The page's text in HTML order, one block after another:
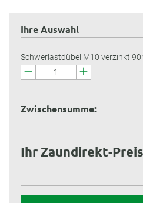
Ihre Auswahl
Schwerlastdübel M10 verzinkt
Zwischensumme:
Ihr Zaundirekt-Preis